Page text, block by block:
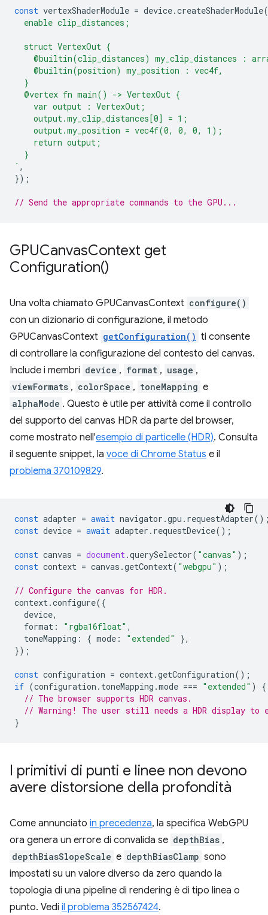
const vertexShaderModule = device.createShaderModule
  enable clip_distances;
  struct VertexOut {
@builtin(clip_distances) my_clip_distances :
    @builtin(position) my_position : vec4f,
  }
  @vertex fn main() -> VertexOut {
    var output : VertexOut;
    output.my_clip_distances[0] = 1;
    output.my_position = vec4f(0, 0, 0, 1);
    return output;
  }
` ,
});
// Send the appropriate commands to the GPU...
GPUCanvasContext get
Configuration()
Una volta chiamato GPUCanvasContext configure()
con un dizionario di configurazione, il metodo
GPUCanvasContext getConfiguration() ti consente
di controllare la configurazione del contesto del canvas.
Include i membri device , format , usage ,
viewFormats , colorSpace , toneMapping e
alphaMode . Questo è utile per attività come il controllo
del supporto del canvas HDR da parte del browser,
come mostrato nell'esempio di particelle (HDR). Consulta
il seguente snippet, la voce di Chrome Status e il
problema 370109829.
const adapter = await navigator .gpu . requestAdapter
const device = await adapter . requestDevice();
const canvas = document.querySelector( "canvas" );
const context = canvas .getContext( "webgpu" );
// Configure the canvas for HDR.
context.configure({
device,
format : "rgba16float" ,
toneMapping : { mode : "extended"
},
});
const configuration = context.getConfiguration();
if (configuration . toneMapping .mode === "extended" )
{
// The browser supports HDR canvas.
// Warning! The user still needs a HDR display to
}
I primitivi di punti e linee non devono
avere distorsione della profondità
Come annunciato in precedenza, la specifica WebGPU
ora genera un errore di convalida se depthBias ,
depthBiasSlopeScale e depthBiasClamp sono
impostati su un valore diverso da zero quando la
topologia di una pipeline di rendering è di tipo linea o
punto. Vedi il problema 352567424.